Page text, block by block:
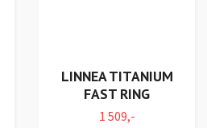
LINNEA TITANIUM
FAST RING
1 509,-